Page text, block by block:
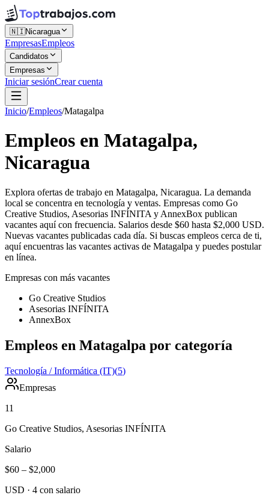
🇳🇮Nicaragua
EmpresasEmpleos
Candidatos
Empresas
Iniciar sesiónCrear cuenta
Inicio/Empleos/Matagalpa
Empleos en Matagalpa,
Nicaragua
Explora ofertas de trabajo en Matagalpa, Nicaragua. La demanda
local se concentra en tecnología y ventas. Empresas como Go
Creative Studios, Asesorias INFÍNITA y AnnexBox publican
vacantes aquí con frecuencia. Salarios desde $60 hasta $2,000 USD.
Nuevas vacantes publicadas cada día. Si buscas empleos cerca de ti,
aquí encuentras las vacantes activas de Matagalpa y puedes postular
en línea.
Empresas con más vacantes
Go Creative Studios
Asesorias INFÍNITA
AnnexBox
Empleos en Matagalpa por categoría
Tecnología / Informática (IT)(5)
Empresas
11
Go Creative Studios, Asesorias INFÍNITA
Salario
$60 – $2,000
USD · 4 con salario